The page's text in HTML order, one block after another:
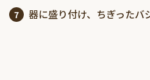
器に盛り付け、ちぎったバ